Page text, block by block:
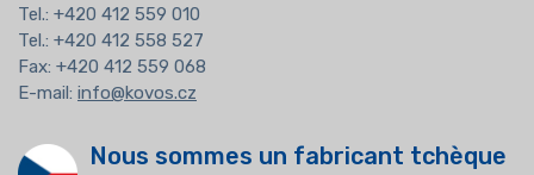
Tel.: +420 412 559 010
Tel.: +420 412 558 527
Fax: +420 412 559 068
E-mail: info@kovos.cz
Nous sommes un fabricant tchèque